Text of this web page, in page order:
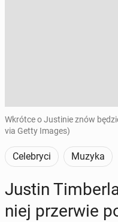
Wkrótce o Justinie znów
via Getty Images)
Celebryci Muzyka
Justin
niej prze­rwie